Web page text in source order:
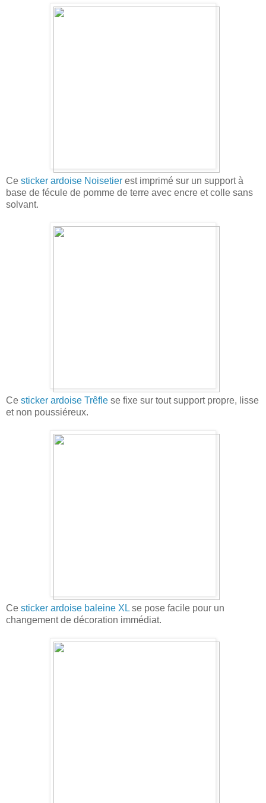
Ce sticker ardoise Noisetier est imprimé sur un support à
base de fécule de pomme de terre avec encre et colle sans
solvant.
Ce sticker ardoise Trêfle se fixe sur tout support propre, lisse
et non poussiéreux.
Ce sticker ardoise baleine XL se pose facile pour un
changement de décoration immédiat.